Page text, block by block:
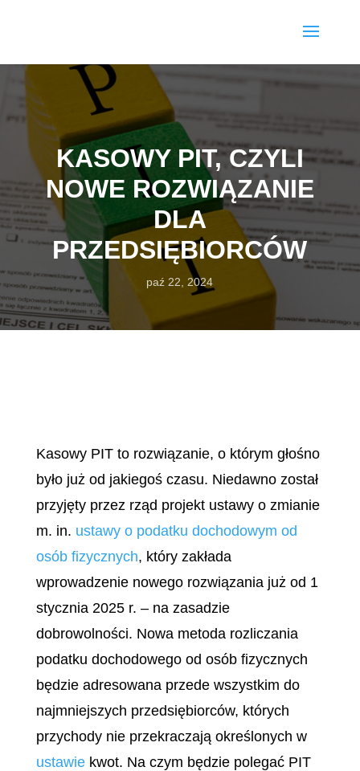
KASOWY PIT, CZYLI
NOWE ROZWIĄZANIE
DLA
PRZEDSIĘBIORCÓW
paź 22, 2024
Kasowy PIT to rozwiązanie, o którym głośno
było już od jakiegoś czasu. Niedawno został
przyjęty przez rząd projekt ustawy o zmianie
m. in. ustawy o podatku dochodowym od
osób fizycznych, który zakłada
wprowadzenie nowego rozwiązania już od 1
stycznia 2025 r. – na zasadzie
dobrowolności. Nowa metoda rozliczania
podatku dochodowego od osób fizycznych
będzie adresowana przede wszystkim do
najmniejszych przedsiębiorców, których
przychody nie przekraczają określonych w
ustawiekwot. Na czym będzie polegać PIT